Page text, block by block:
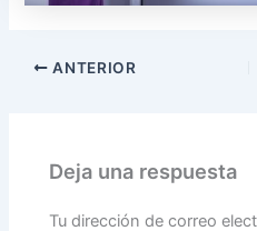
ANTERIOR
Deja una respuesta
Tu dirección de correo